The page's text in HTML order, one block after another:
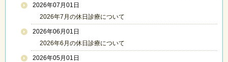
2026年07月01日
2026年7月の休日診療について
2026年06月01日
2026年6月の休日診療について
2026年05月01日